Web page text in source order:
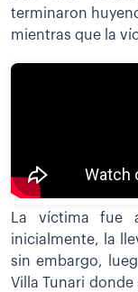
terminaron
mientras que la
La víctima fue
inicialmente, la
sin embargo,
Villa Tunari